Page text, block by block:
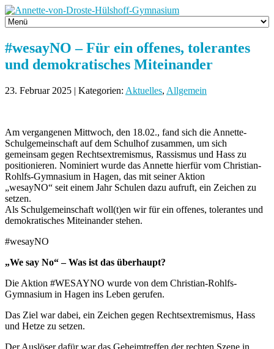
#wesayNO – Für ein offenes, tolerantes
und demokratisches Miteinander
23. Februar 2025 | Kategorien: Aktuelles, Allgemein
Am vergangenen Mittwoch, den 18.02., fand sich die Annette-
Schulgemeinschaft auf dem Schulhof zusammen, um sich
gemeinsam gegen Rechtsextremismus, Rassismus und Hass zu
positionieren. Nominiert wurde das Annette hierfür vom Christian-
Rohlfs-Gymnasium in Hagen, das mit seiner Aktion
„wesayNO“ seit einem Jahr Schulen dazu aufruft, ein Zeichen zu
setzen.
Als Schulgemeinschaft woll(t)en wir für ein offenes, tolerantes und
demokratisches Miteinander stehen.
#wesayNO
„We say No“ – Was ist das überhaupt?
Die Aktion #WESAYNO wurde von dem Christian-Rohlfs-
Gymnasium in Hagen ins Leben gerufen.
Das Ziel war dabei, ein Zeichen gegen Rechtsextremismus, Hass
und Hetze zu setzen.
Der Auslöser dafür war das Geheimtreffen der rechten Szene in